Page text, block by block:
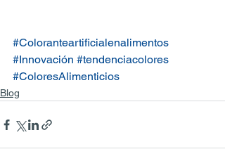
#Coloranteartificialenalimentos
#Innovación #tendenciacolores
#ColoresAlimenticios
Blog